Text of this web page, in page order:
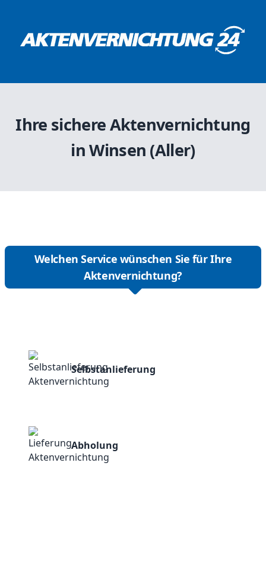
Ihre sichere Aktenvernichtung
in Winsen (Aller)
Welchen Service wünschen Sie für Ihre
Aktenvernichtung?
Selbstanlieferung
Abholung